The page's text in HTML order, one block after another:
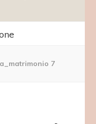
7